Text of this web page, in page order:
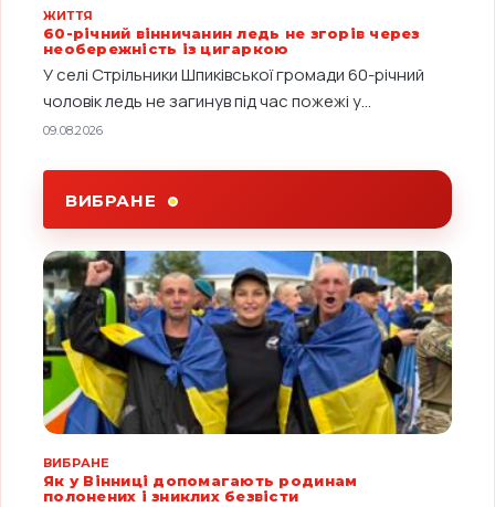
ЖИТТЯ
60-річний вінничанин ледь не згорів через
необережність із цигаркою
У селі Стрільники Шпиківської громади 60-річний
чоловік ледь не загинув під час пожежі у...
09.08.2026
ВИБРАНЕ
ВИБРАНЕ
Як у Вінниці допомагають родинам
полонених і зниклих безвісти